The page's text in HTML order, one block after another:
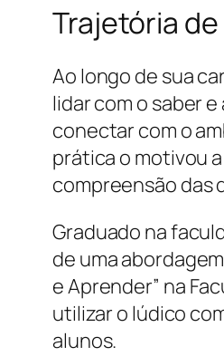
Trajetória
Ao longo de sua
lidar com o saber
conectar com o
prática o motivou
compreensão das
Graduado na
de uma
e Aprender” na
utilizar o lúdico
alunos.